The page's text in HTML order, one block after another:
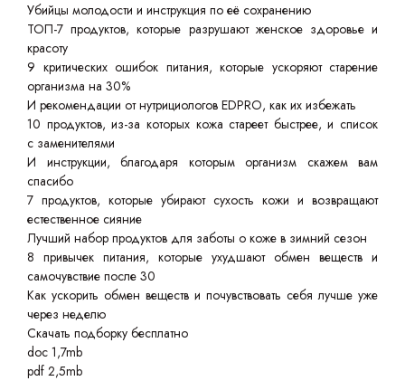
Убийцы молодости и инструкция по её сохранению
ТОП-7 продуктов, которые разрушают женское здоровье и
красоту
9 критических ошибок питания, которые ускоряют старение
организма на 30%
И рекомендации от нутрициологов EDPRO, как их избежать
10 продуктов, из-за которых кожа стареет быстрее, и список
с заменителями
И инструкции, благодаря которым организм скажем вам
спасибо
7 продуктов, которые убирают сухость кожи и возвращают
естественное сияние
Лучший набор продуктов для заботы о коже в зимний сезон
8 привычек питания, которые ухудшают обмен веществ и
самочувствие после 30
Как ускорить обмен веществ и почувствовать себя лучше уже
через неделю
Скачать подборку бесплатно
doc 1,7mb
pdf 2,5mb